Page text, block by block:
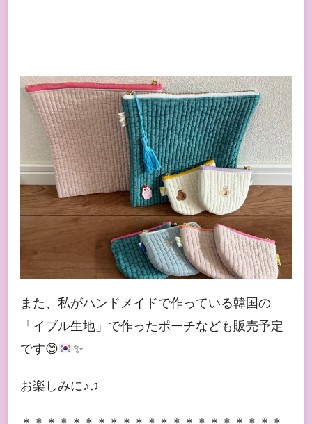
また、私がハンドメイドで作っている韓国の
「イブル生地」で作ったポーチなども販売予定
です😊 ✨
お楽しみに♪♫